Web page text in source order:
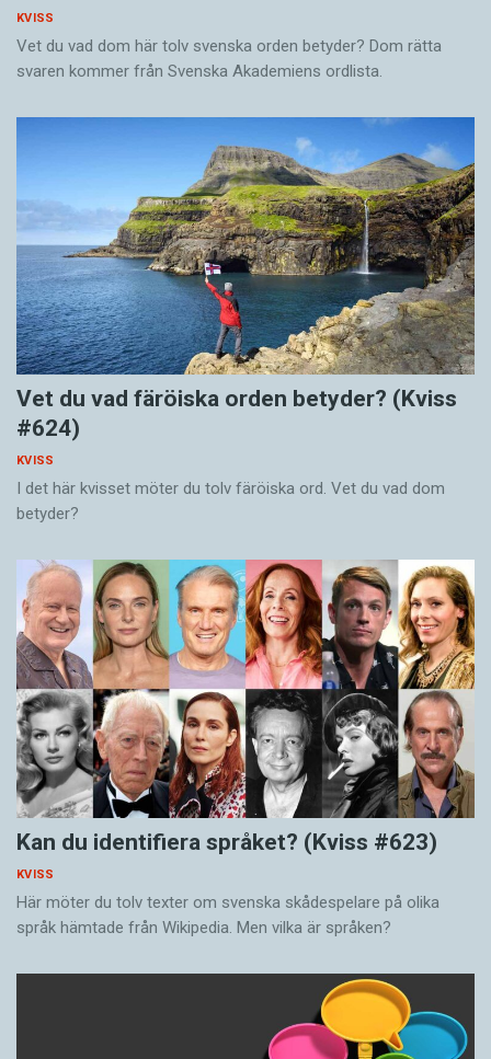
KVISS
Vet du vad dom här tolv svenska orden betyder? Dom rätta
svaren kommer från Svenska Akademiens ordlista.
Vet du vad färöiska orden betyder? (Kviss
#624)
KVISS
I det här kvisset möter du tolv färöiska ord. Vet du vad dom
betyder?
Kan du identifiera språket? (Kviss #623)
KVISS
Här möter du tolv texter om svenska skådespelare på olika
språk hämtade från Wikipedia. Men vilka är språken?